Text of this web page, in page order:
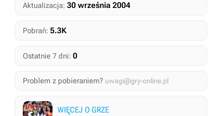
Aktualizacja: 30 września 2004
Pobrań: 5.3K
Ostatnie 7 dni: 0
Problem z pobieraniem? uwagi@gry-online.pl
WIĘCEJ O GRZE